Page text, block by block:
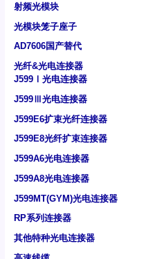
射频光模块
光模块笼子座子
AD7606国产替代
光纤&光电连接器
J599Ⅰ光电连接器
J599Ⅲ光电连接器
J599E6扩束光纤连接器
J599E8光纤扩束连接器
J599A6光电连接器
J599A8光电连接器
J599MT(GYM)光电连接器
RP系列连接器
其他特种光电连接器